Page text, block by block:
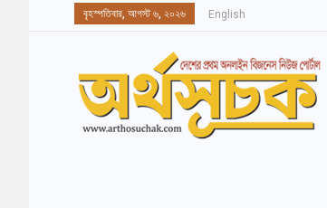
বৃহস্পতিবার, আগস্ট ৬, ২০২৬ English